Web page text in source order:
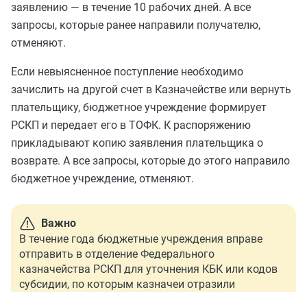
заявлению — в течение 10 рабочих дней. А все
запросы, которые ранее направили получателю,
отменяют.
Если невыясненное поступление необходимо
зачислить на другой счет в Казначействе или вернуть
плательщику, бюджетное учреждение формирует
РСКП и передает его в ТОФК. К распоряжению
прикладывают копию заявления плательщика о
возврате. А все запросы, которые до этого направило
бюджетное учреждение, отменяют.
Важно
В течение года бюджетные учреждения вправе
отправить в отделение Федерального
казначейства РСКП для уточнения КБК или кодов
субсидии, по которым казначеи отразили